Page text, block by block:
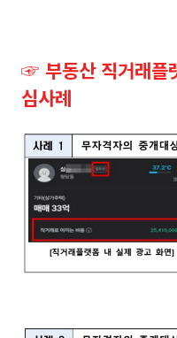
☞ 부동산 직거래플
심사례